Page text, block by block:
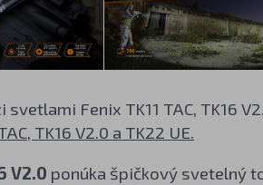
Fenix TK11 TAC, TK16
TK16 V2.0 a TK22 UE.
V2.0 ponúka špičkový svetelný